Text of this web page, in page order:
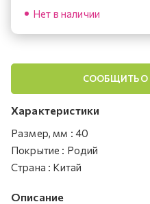
Нет в наличии
СООБЩИТЬ О
Характеристики
Размер, мм : 40
Покрытие : Родий
Страна : Китай
Описание